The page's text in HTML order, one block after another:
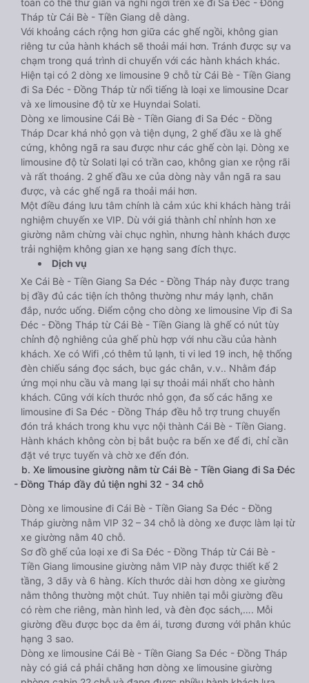
toàn có thể thư giãn và nghỉ ngơi trên xe đi Sa Đéc - Đồng
Tháp từ Cái Bè - Tiền Giang dễ dàng.
Với khoảng cách rộng hơn giữa các ghế ngồi, không gian
riêng tư của hành khách sẽ thoải mái hơn. Tránh được sự va
chạm trong quá trình di chuyển với các hành khách khác.
Hiện tại có 2 dòng xe limousine 9 chỗ từ Cái Bè - Tiền Giang
đi Sa Đéc - Đồng Tháp từ nổi tiếng là loại xe limousine Dcar
và xe limousine độ từ xe Huyndai Solati.
Dòng xe limousine Cái Bè - Tiền Giang đi Sa Đéc - Đồng
Tháp Dcar khá nhỏ gọn và tiện dụng, 2 ghế đầu xe là ghế
cứng, không ngã ra sau được như các ghế còn lại. Dòng xe
limousine độ từ Solati lại có trần cao, không gian xe rộng rãi
và rất thoáng. 2 ghế đầu xe của dòng này vẫn ngã ra sau
được, và các ghế ngã ra thoải mái hơn.
Một điều đáng lưu tâm chính là cảm xúc khi khách hàng trải
nghiệm chuyến xe VIP. Dù với giá thành chỉ nhỉnh hơn xe
giường nằm chừng vài chục nghìn, nhưng hành khách được
trải nghiệm không gian xe hạng sang đích thực.
Dịch vụ
Xe Cái Bè - Tiền Giang Sa Đéc - Đồng Tháp này được trang
bị đầy đủ các tiện ích thông thường như máy lạnh, chăn
đắp, nước uống. Điểm cộng cho dòng xe limousine Vip đi Sa
Đéc - Đồng Tháp từ Cái Bè - Tiền Giang là ghế có nút tùy
chỉnh độ nghiêng của ghế phù hợp với nhu cầu của hành
khách. Xe có Wifi ,có thêm tủ lạnh, ti vi led 19 inch, hệ thống
đèn chiếu sáng đọc sách, bục gác chân, v.v.. Nhằm đáp
ứng mọi nhu cầu và mang lại sự thoải mái nhất cho hành
khách. Cũng với kích thước nhỏ gọn, đa số các hãng xe
limousine đi Sa Đéc - Đồng Tháp đều hỗ trợ trung chuyển
đón trả khách trong khu vực nội thành Cái Bè - Tiền Giang.
Hành khách không còn bị bắt buộc ra bến xe để đi, chỉ cần
đặt vé trực tuyến và chờ xe đến đón.
b. Xe limousine giường nằm từ Cái Bè - Tiền Giang đi Sa Đéc
- Đồng Tháp đầy đủ tiện nghi 32 - 34 chỗ
Dòng xe limousine đi Cái Bè - Tiền Giang Sa Đéc - Đồng
Tháp giường nằm VIP 32 – 34 chỗ là dòng xe được làm lại từ
xe giường nằm 40 chỗ.
Sơ đồ ghế của loại xe đi Sa Đéc - Đồng Tháp từ Cái Bè -
Tiền Giang limousine giường nằm VIP này được thiết kế 2
tầng, 3 dãy và 6 hàng. Kích thước dài hơn dòng xe giường
nằm thông thường một chút. Tuy nhiên tại mỗi giường đều
có rèm che riêng, màn hình led, và đèn đọc sách,…. Mỗi
giường đều được bọc da êm ái, tương đương với phân khúc
hạng 3 sao.
Dòng xe limousine Cái Bè - Tiền Giang Sa Đéc - Đồng Tháp
này có giá cả phải chăng hơn dòng xe limousine giường